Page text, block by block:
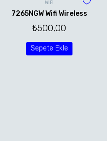
WİFİ
7265NGW Wifi Wireless
₺500,00
Sepete Ekle